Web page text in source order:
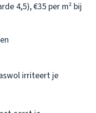
4,5), €35 per m² bij
irriteert je